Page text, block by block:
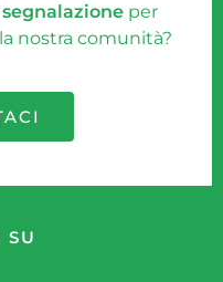
per
nostra comunità?
SU